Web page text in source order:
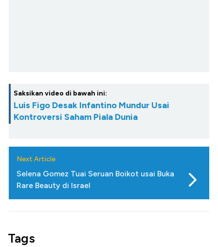
Saksikan video di bawah ini:
Luis Figo Desak Infantino Mundur Usai
Kontroversi Saham Piala Dunia
Next Article
Selena Gomez Tuai Seruan Boikot usai Buka
Rare Beauty di Israel
Tags